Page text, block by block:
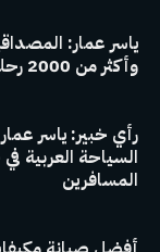
ياسر عمار:
وأكثر من 2000 رحلة صنعت خبرتي في جورجيا
السياحة العربية
المسافرين